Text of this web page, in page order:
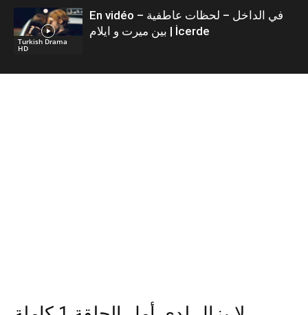
Turkish Drama
HD
En vidéo – في الداخل – لحظات عاطفية
بين ميرت و ايلام | İcerde